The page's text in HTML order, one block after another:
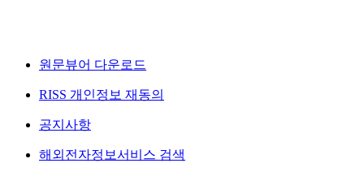
원문뷰어 다운로드
RISS 개인정보 재동의
공지사항
해외전자정보서비스 검색